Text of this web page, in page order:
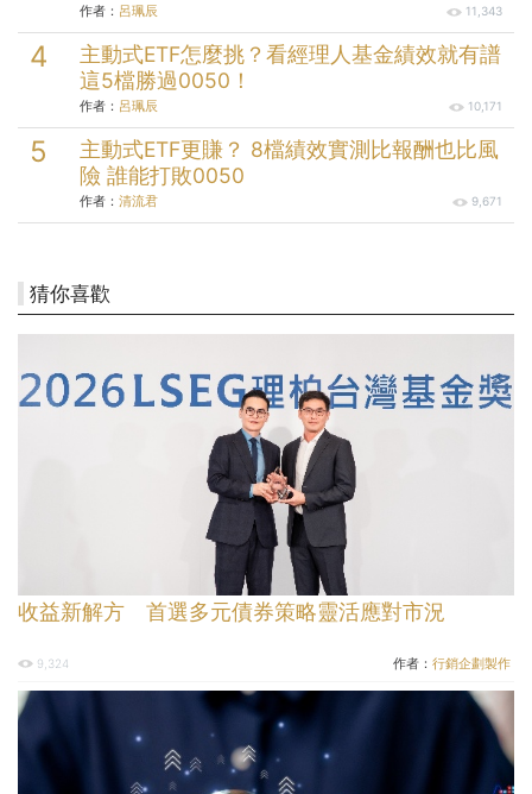
作者： 呂珮辰 11,343
主動式ETF怎麼挑？看經理人基金績效就有譜
這5檔勝過0050！
作者： 呂珮辰 10,171
主動式ETF更賺？ 8檔績效實測比報酬也比風
險 誰能打敗0050
作者： 清流君 9,671
猜你喜歡
收益新解方 首選多元債券策略靈活應對市況
9,324 作者： 行銷企劃製作